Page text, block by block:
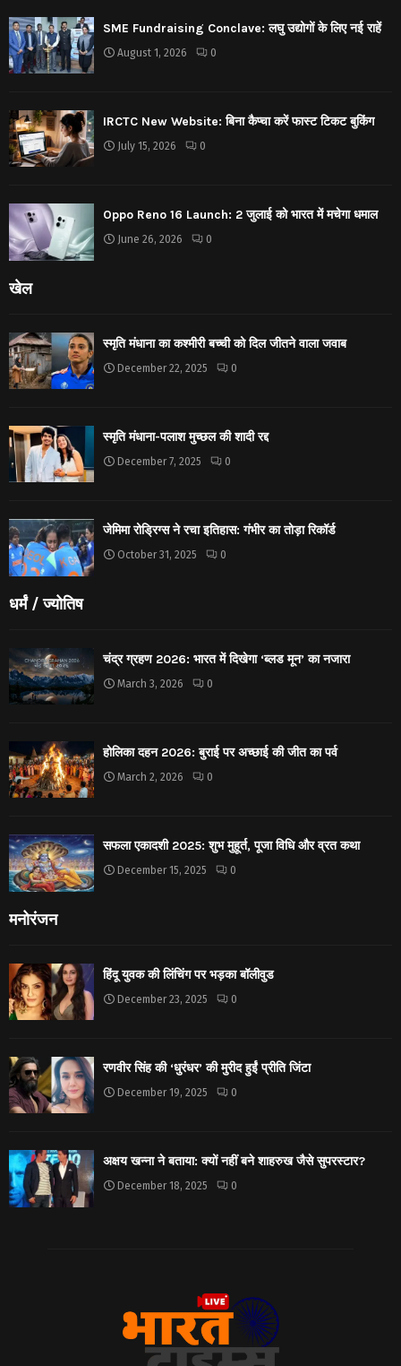
SME Fundraising Conclave: लघु उद्योगों के लिए नई राहें
August 1, 2026 0
IRCTC New Website: बिना कैप्चा करें फास्ट टिकट बुकिंग
July 15, 2026 0
Oppo Reno 16 Launch: 2 जुलाई को भारत में मचेगा धमाल
June 26, 2026 0
खेल
स्मृति मंधाना का कश्मीरी बच्ची को दिल जीतने वाला जवाब
December 22, 2025 0
स्मृति मंधाना-पलाश मुच्छल की शादी रद्द
December 7, 2025 0
जेमिमा रोड्रिग्स ने रचा इतिहास: गंभीर का तोड़ा रिकॉर्ड
October 31, 2025 0
धर्मं / ज्योतिष
चंद्र ग्रहण 2026: भारत में दिखेगा ‘ब्लड मून’ का नजारा
March 3, 2026 0
होलिका दहन 2026: बुराई पर अच्छाई की जीत का पर्व
March 2, 2026 0
सफला एकादशी 2025: शुभ मुहूर्त, पूजा विधि और व्रत कथा
December 15, 2025 0
मनोरंजन
हिंदू युवक की लिंचिंग पर भड़का बॉलीवुड
December 23, 2025 0
रणवीर सिंह की ‘धुरंधर’ की मुरीद हुईं प्रीति जिंटा
December 19, 2025 0
अक्षय खन्ना ने बताया: क्यों नहीं बने शाहरुख जैसे सुपरस्टार?
December 18, 2025 0